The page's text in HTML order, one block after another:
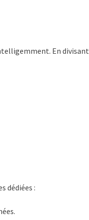
En divisant
dédiées :